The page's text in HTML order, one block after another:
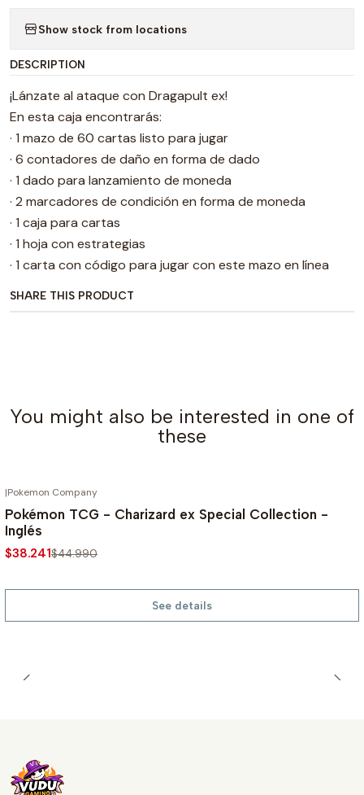
Show stock from locations
DESCRIPTION
¡Lánzate al ataque con Dragapult ex!
En esta caja encontrarás:
· 1 mazo de 60 cartas listo para jugar
· 6 contadores de daño en forma de dado
· 1 dado para lanzamiento de moneda
· 2 marcadores de condición en forma de moneda
· 1 caja para cartas
· 1 hoja con estrategias
· 1 carta con código para jugar con este mazo en línea
SHARE THIS PRODUCT
You might also be interested in one of
these
-15%
|Pokemon Company
Pokémon TCG - Charizard ex Special Collection -
Inglés
$38.241$44.990
See details